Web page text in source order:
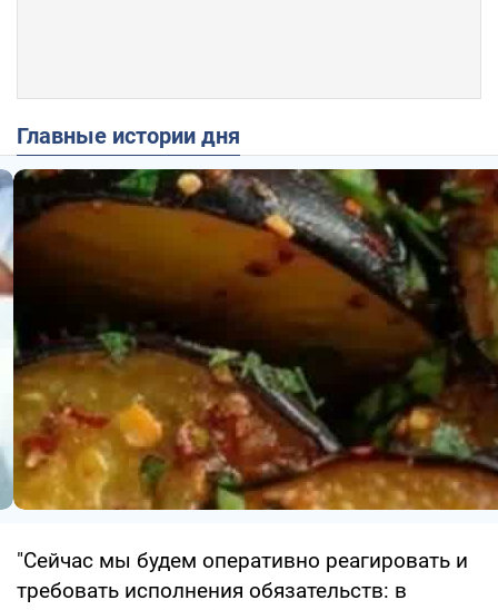
Главные истории дня
"Сейчас мы будем оперативно реагировать и
требовать исполнения обязательств: в